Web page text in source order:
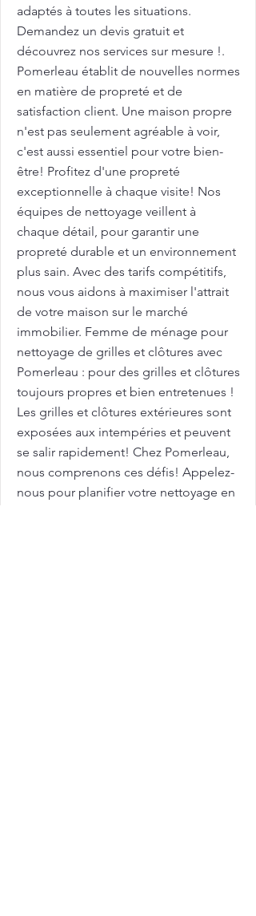
adaptés à toutes les situations.
Demandez un devis gratuit et
découvrez nos services sur mesure !.
Pomerleau établit de nouvelles normes
en matière de propreté et de
satisfaction client. Une maison propre
n'est pas seulement agréable à voir,
c'est aussi essentiel pour votre bien-
être! Profitez d'une propreté
exceptionnelle à chaque visite! Nos
équipes de nettoyage veillent à
chaque détail, pour garantir une
propreté durable et un environnement
plus sain. Avec des tarifs compétitifs,
nous vous aidons à maximiser l'attrait
de votre maison sur le marché
immobilier. Femme de ménage pour
nettoyage de grilles et clôtures avec
Pomerleau : pour des grilles et clôtures
toujours propres et bien entretenues !
Les grilles et clôtures extérieures sont
exposées aux intempéries et peuvent
se salir rapidement! Chez Pomerleau,
nous comprenons ces défis! Appelez-
nous pour planifier votre nettoyage en